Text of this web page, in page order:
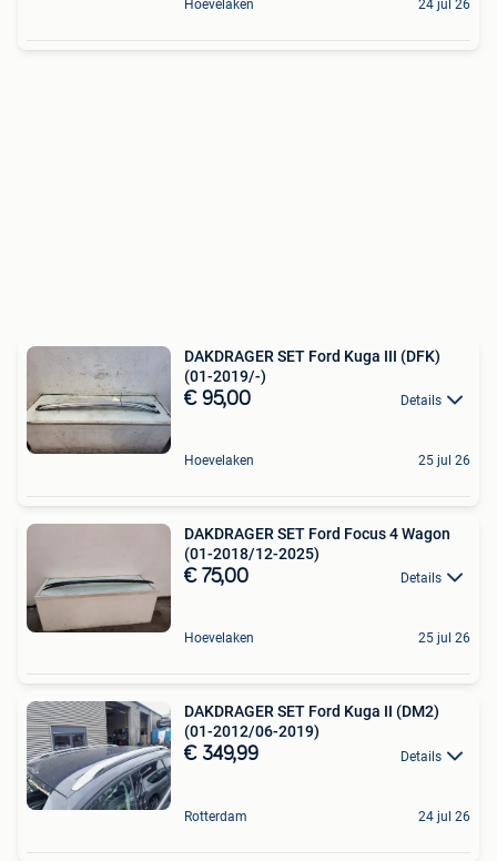
Hoevelaken 24 jul 26
DAKDRAGER SET Ford Kuga III (DFK)
(01-2019/-)
€ 95,00 Details
Hoevelaken 25 jul 26
DAKDRAGER SET Ford Focus 4 Wagon
(01-2018/12-2025)
€ 75,00 Details
Hoevelaken 25 jul 26
DAKDRAGER SET Ford Kuga II (DM2)
(01-2012/06-2019)
€ 349,99 Details
Rotterdam 24 jul 26